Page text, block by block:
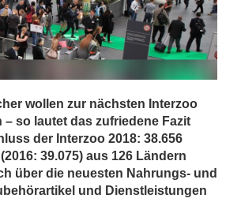
wollen zur nächsten Interzoo
– so lautet das zufriedene Fazit
der Interzoo 2018: 38.656
39.075) aus 126 Ländern
über die neuesten Nahrungs- und
und Dienstleistungen